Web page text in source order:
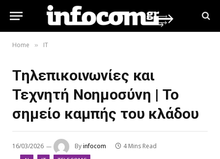
Home » IT
Τηλεπικοινωνίες και
Τεχνητή Νοημοσύνη | Το
σημείο καμπής του κλάδου
16/03/2026 Byinfocom 4 Mins Read